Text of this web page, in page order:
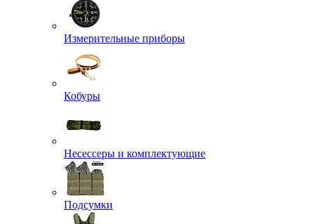
Измерительные приборы
Кобуры
Несессеры и комплектующие
Подсумки